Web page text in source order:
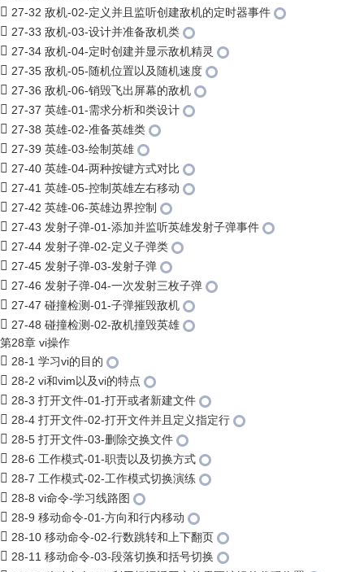
27-32 敌机-02-定义并且监听创建敌机的定时器事件
27-33 敌机-03-设计并准备敌机类
27-34 敌机-04-定时创建并显示敌机精灵
27-35 敌机-05-随机位置以及随机速度
27-36 敌机-06-销毁飞出屏幕的敌机
27-37 英雄-01-需求分析和类设计
27-38 英雄-02-准备英雄类
27-39 英雄-03-绘制英雄
27-40 英雄-04-两种按键方式对比
27-41 英雄-05-控制英雄左右移动
27-42 英雄-06-英雄边界控制
27-43 发射子弹-01-添加并监听英雄发射子弹事件
27-44 发射子弹-02-定义子弹类
27-45 发射子弹-03-发射子弹
27-46 发射子弹-04-一次发射三枚子弹
27-47 碰撞检测-01-子弹摧毁敌机
27-48 碰撞检测-02-敌机撞毁英雄
第28章 vi操作
28-1 学习vi的目的
28-2 vi和vim以及vi的特点
28-3 打开文件-01-打开或者新建文件
28-4 打开文件-02-打开文件并且定义指定行
28-5 打开文件-03-删除交换文件
28-6 工作模式-01-职责以及切换方式
28-7 工作模式-02-工作模式切换演练
28-8 vi命令-学习线路图
28-9 移动命令-01-方向和行内移动
28-10 移动命令-02-行数跳转和上下翻页
28-11 移动命令-03-段落切换和括号切换